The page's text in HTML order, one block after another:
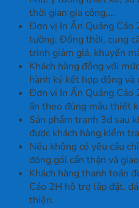
thời gian gia công,…
Đơn vị In Ấn Quảng Cáo
tường. Đồng thời, cung
trình giảm giá, khuyến
Khách hàng đồng với
hành ký kết hợp đồng và
Đơn vị In Ấn Quảng Cáo
ấn theo đúng mẫu thiết
Sản phẩm tranh 3d sau
được khách hàng kiểm
Nếu không có yêu cầu
đóng gói cẩn thận và
Khách hàng thanh toán
Cáo 2H hỗ trợ lắp đặt,
thiện.